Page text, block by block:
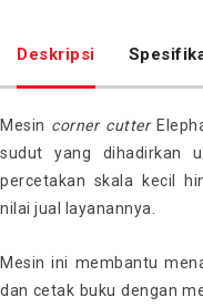
Deskripsi
Mesin corner cutter
sudut yang dihadirkan
percetakan skala kecil
nilai jual layanannya.
Mesin ini membantu
dan cetak buku dengan